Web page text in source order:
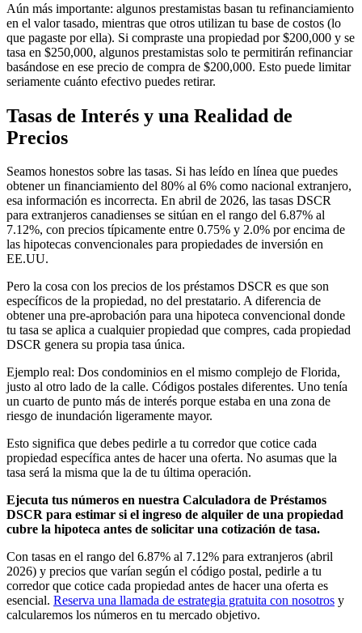
Aún más importante: algunos prestamistas basan tu refinanciamiento
en el valor tasado, mientras que otros utilizan tu base de costos (lo
que pagaste por ella). Si compraste una propiedad por $200,000 y se
tasa en $250,000, algunos prestamistas solo te permitirán refinanciar
basándose en ese precio de compra de $200,000. Esto puede limitar
seriamente cuánto efectivo puedes retirar.
Tasas de Interés y una Realidad de
Precios
Seamos honestos sobre las tasas. Si has leído en línea que puedes
obtener un financiamiento del 80% al 6% como nacional extranjero,
esa información es incorrecta. En abril de 2026, las tasas DSCR
para extranjeros canadienses se sitúan en el rango del 6.87% al
7.12%, con precios típicamente entre 0.75% y 2.0% por encima de
las hipotecas convencionales para propiedades de inversión en
EE.UU.
Pero la cosa con los precios de los préstamos DSCR es que son
específicos de la propiedad, no del prestatario. A diferencia de
obtener una pre-aprobación para una hipoteca convencional donde
tu tasa se aplica a cualquier propiedad que compres, cada propiedad
DSCR genera su propia tasa única.
Ejemplo real: Dos condominios en el mismo complejo de Florida,
justo al otro lado de la calle. Códigos postales diferentes. Uno tenía
un cuarto de punto más de interés porque estaba en una zona de
riesgo de inundación ligeramente mayor.
Esto significa que debes pedirle a tu corredor que cotice cada
propiedad específica antes de hacer una oferta. No asumas que la
tasa será la misma que la de tu última operación.
Ejecuta tus números en nuestra Calculadora de Préstamos
DSCR para estimar si el ingreso de alquiler de una propiedad
cubre la hipoteca antes de solicitar una cotización de tasa.
Con tasas en el rango del 6.87% al 7.12% para extranjeros (abril
2026) y precios que varían según el código postal, pedirle a tu
corredor que cotice cada propiedad antes de hacer una oferta es
esencial. Reserva una llamada de estrategia gratuita con nosotros y
calcularemos los números en tu mercado objetivo.